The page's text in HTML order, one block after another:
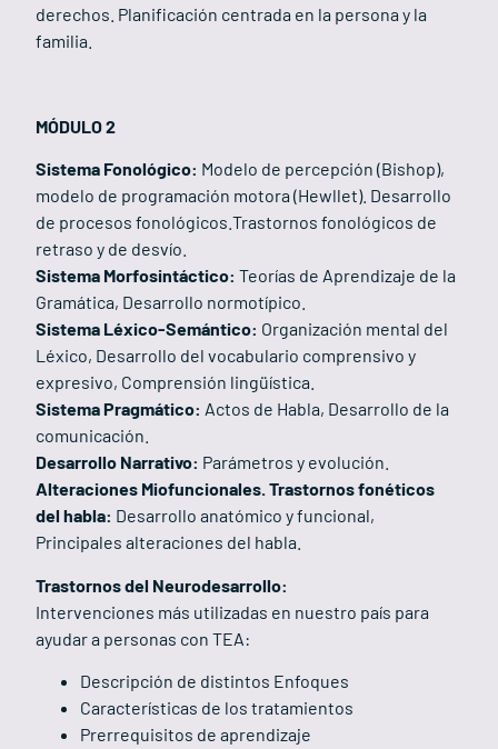
derechos. Planificación centrada en la persona y la
familia.
MÓDULO 2
Sistema Fonológico: Modelo de percepción (Bishop),
modelo de programación motora (Hewllet). Desarrollo
de procesos fonológicos.Trastornos fonológicos de
retraso y de desvío.
Sistema Morfosintáctico: Teorías de Aprendizaje de la
Gramática, Desarrollo normotípico.
Sistema Léxico-Semántico: Organización mental del
Léxico, Desarrollo del vocabulario comprensivo y
expresivo, Comprensión lingüística.
Sistema Pragmático: Actos de Habla, Desarrollo de la
comunicación.
Desarrollo Narrativo: Parámetros y evolución.
Alteraciones Miofuncionales. Trastornos fonéticos
del habla: Desarrollo anatómico y funcional,
Principales alteraciones del habla.
Trastornos del Neurodesarrollo:
Intervenciones más utilizadas en nuestro país para
ayudar a personas con TEA:
Descripción de distintos Enfoques
Características de los tratamientos
Prerrequisitos de aprendizaje